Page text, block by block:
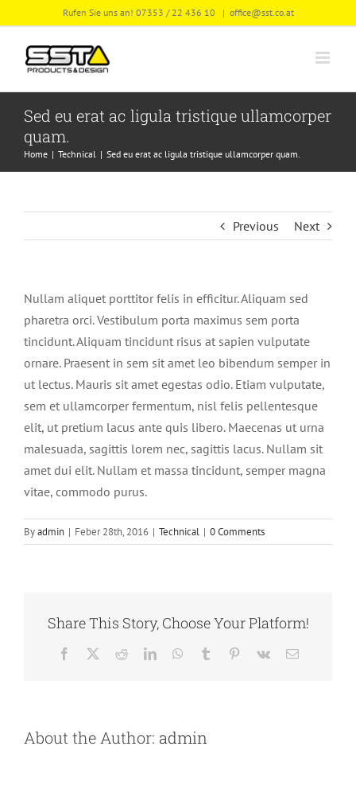
to
content
Rufen Sie uns an! 07353 / 22 436 10 | office@sst.co.at
Sed eu erat ac ligula tristique ullamcorper
quam.
Home Technical Sed eu erat ac ligula tristique ullamcorper quam.
Previous Next
Nullam aliquet porttitor felis in efficitur. Aliquam sed
pharetra orci. Vestibulum porta maximus sem porta
tincidunt. Aliquam tincidunt risus at sapien vulputate
ornare. Praesent in sem sit amet leo bibendum semper in
ut lectus. Mauris sit amet egestas odio. Etiam vulputate,
sem et ullamcorper fermentum, nisl felis pellentesque
elit, ut pretium lacus ante quis libero. Maecenas ut urna
malesuada, sagittis lorem nec, sagittis lacus. Nullam sit
amet dui elit. Nullam et massa tincidunt, semper magna
vitae, commodo purus.
Byadmin | Feber 28th, 2016 | Technical | 0 Comments
Share This Story, Choose Your Platform!
Facebook RedditLinkedInWhatsApp
Tumblr Pinterest
Vk Email
About the Author: admin